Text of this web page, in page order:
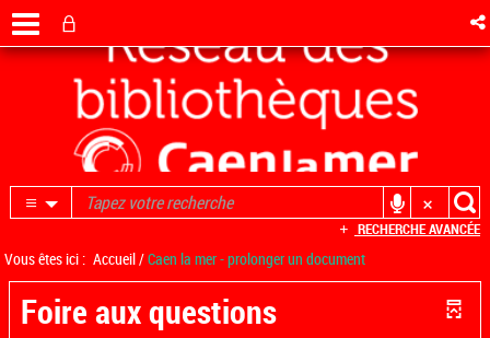
RECHERCHE AVANCÉE
Vous êtes ici : Accueil/Caen la mer - prolonger un document
Foire aux questions